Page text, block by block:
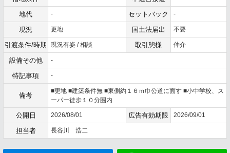
地代 - セットバック -
現況 更地 国土法届出 不要
引渡条件/時期 現況有姿 / 相談 取引態様 仲介
設備その他 -
特記事項 -
備考
■更地 ■建築条件無 ■東側約１６ｍ巾公道に面す ■小中学校、ス
ーパー徒歩１０分圏内
公開日 2026/08/01 広告有効期限 2026/09/01
担当者 長谷川 浩二